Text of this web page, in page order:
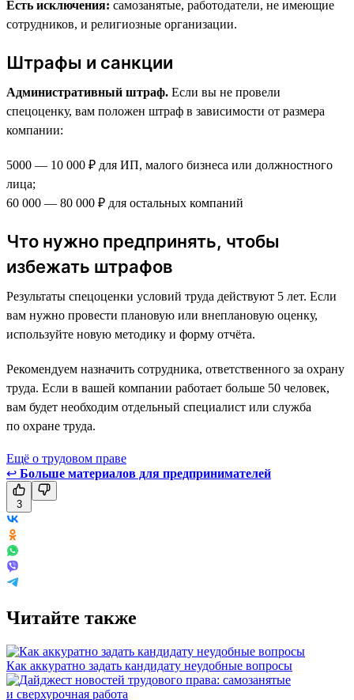
Есть исключения: самозанятые, работодатели, не имеющие
сотрудников, и религиозные организации.
Штрафы и санкции
Административный штраф. Если вы не провели
спецоценку, вам положен штраф в зависимости от размера
компании:
5000 — 10 000 ₽ для ИП, малого бизнеса или должностного
лица;
60 000 — 80 000 ₽ для остальных компаний
Что нужно предпринять, чтобы
избежать штрафов
Результаты спецоценки условий труда действуют 5 лет. Если
вам нужно провести плановую или внеплановую оценку,
используйте новую методику и форму отчёта.
Рекомендуем назначить сотрудника, ответственного за охрану
труда. Если в вашей компании работает больше 50 человек,
вам будет необходим отдельный специалист или служба
по охране труда.
Ещё о трудовом праве
↩ Больше материалов для предпринимателей
3
Читайте также
Как аккуратно задать кандидату неудобные вопросы